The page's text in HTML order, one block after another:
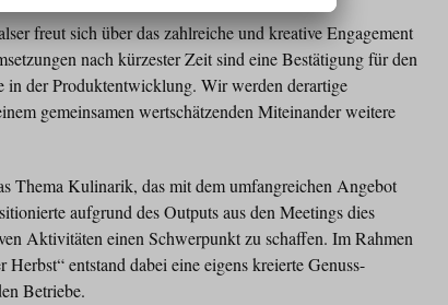
freut sich über das zahlreiche und kreative Engagement
nach kürzester Zeit sind eine Bestätigung für den
in der Produktentwicklung. Wir werden derartige
gemeinsamen wertschätzenden Miteinander weitere
Thema Kulinarik, das mit dem umfangreichen Angebot
aufgrund des Outputs aus den Meetings dies
Aktivitäten einen Schwerpunkt zu schaffen. Im Rahmen
entstand dabei eine eigens kreierte Genuss-
Betriebe.